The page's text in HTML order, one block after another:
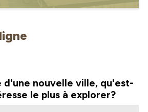
d'une nouvelle ville, qu'est-
le plus à explorer?